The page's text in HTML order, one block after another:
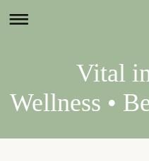
Vital
Wellness •